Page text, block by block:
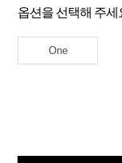
옵션을 선택해 주세
One